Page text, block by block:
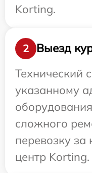
Korting.
2
Выезд
Технический
указанному
сложного
перевозку за
центр Korting.